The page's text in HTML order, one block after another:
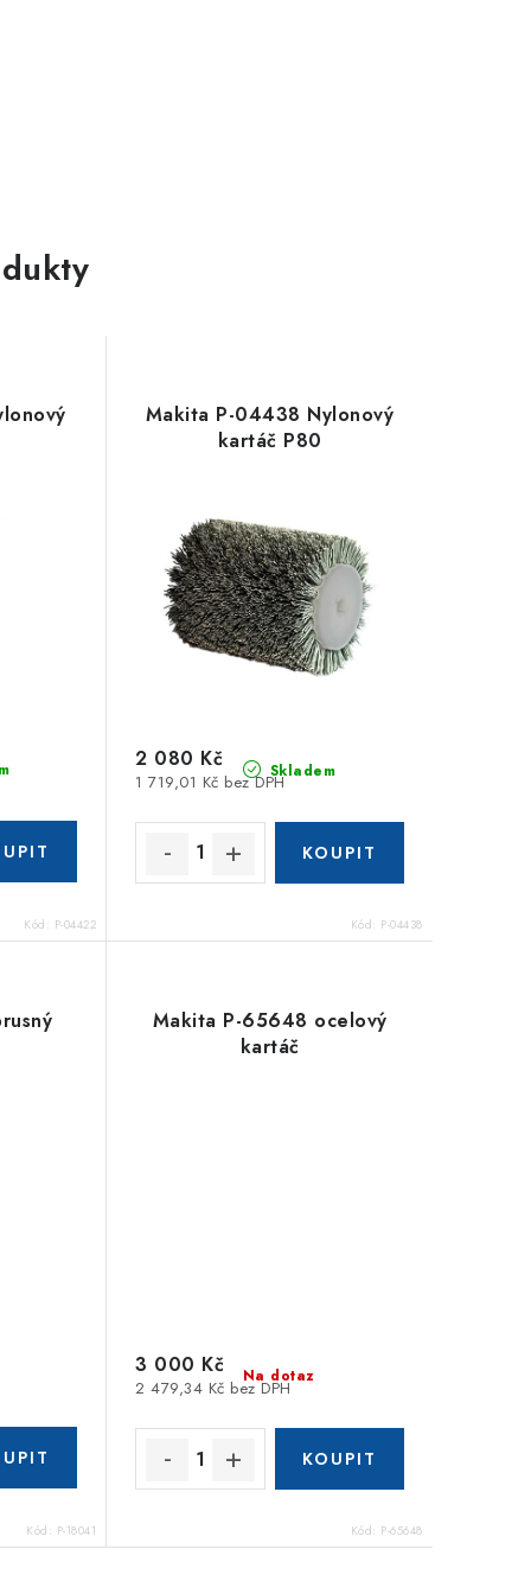
Kód: P-04422
Makita P-04438 Nylonový
kartáč P80
Skladem
1 719,01 Kč bez DPH
2 080 Kč
Kód: P-04438
Kód: P-18041
Makita P-65648 ocelový
kartáč
Na dotaz
2 479,34 Kč bez DPH
3 000 Kč
Kód: P-65648